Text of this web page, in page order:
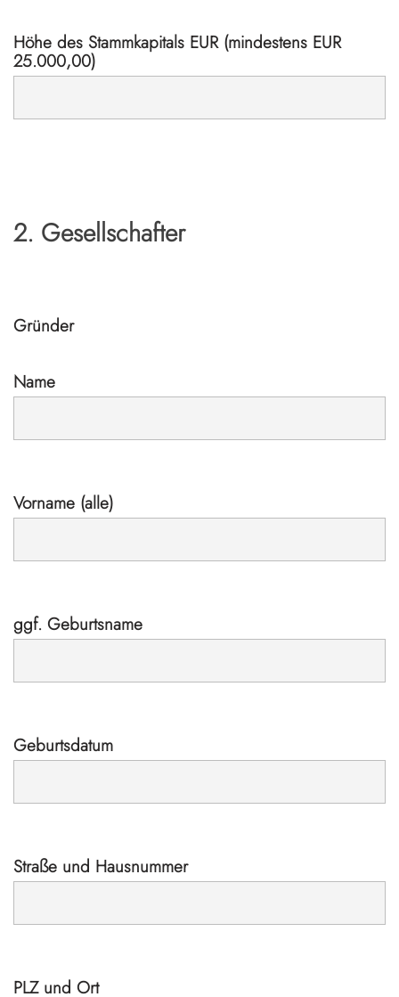
Höhe des Stammkapitals EUR (mindestens EUR
25.000,00)
2. Gesellschafter
Gründer
Name
Vorname (alle)
ggf. Geburtsname
Geburtsdatum
Straße und Hausnummer
PLZ und Ort